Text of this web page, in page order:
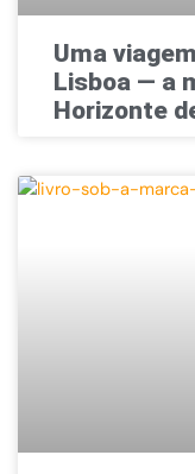
Uma
Lisboa — a
Horizonte